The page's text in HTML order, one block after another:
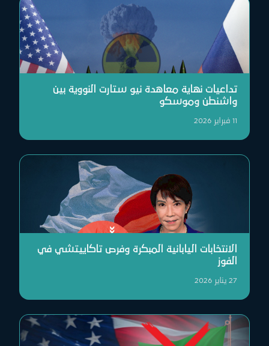
تداعيات نهاية معاهدة نيو ستارت النووية بين
واشنطن وموسكو
11 فبراير 2026
الانتخابات اليابانية المبكرة وفرص تاكاييتشي في
الفوز
27 يناير 2026